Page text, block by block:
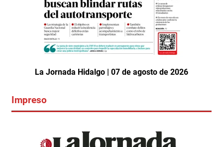
La Jornada Hidalgo | 07 de agosto de 2026
Impreso